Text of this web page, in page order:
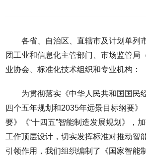
各省、自治区、直辖市及计划单列
团工业和信息化主管部门、市场监管局
业协会、标准化技术组织和专业机构：
为贯彻落实《中华人民共和国国民
四个五年规划和2035年远景目标纲要》
要》《“十四五”智能制造发展规划》，
工作顶层设计，切实发挥标准对推动智
引领作用，我们组织编制了《国家智能